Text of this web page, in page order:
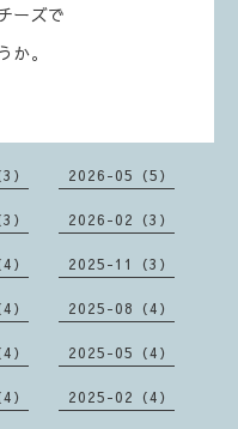
ーズで
か。
） 2026-05（5）
） 2026-02（3）
） 2025-11（3）
） 2025-08（4）
） 2025-05（4）
） 2025-02（4）